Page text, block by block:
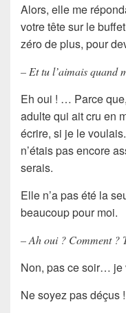
Alors, elle me
votre tête sur le
zéro de plus, pour
– Et tu l’aimais quand
Eh oui ! … Parce
adulte qui ait cru en
écrire, si je le
n’étais pas encore
serais.
Elle n’a pas été la
beaucoup pour moi.
– Ah oui ? Comment ?
Non, pas ce soir… je
Ne soyez pas déçus !